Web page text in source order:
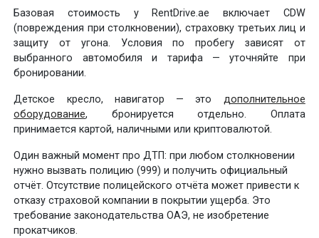
Базовая стоимость у RentDrive.ae включает CDW
(повреждения при столкновении), страховку третьих лиц и
защиту от угона. Условия по пробегу зависят от
выбранного автомобиля и тарифа — уточняйте при
бронировании.
Детское кресло, навигатор — это дополнительное
оборудование, бронируется отдельно. Оплата
принимается картой, наличными или криптовалютой.
Один важный момент про ДТП: при любом столкновении
нужно вызвать полицию (999) и получить официальный
отчёт. Отсутствие полицейского отчёта может привести к
отказу страховой компании в покрытии ущерба. Это
требование законодательства ОАЭ, не изобретение
прокатчиков.